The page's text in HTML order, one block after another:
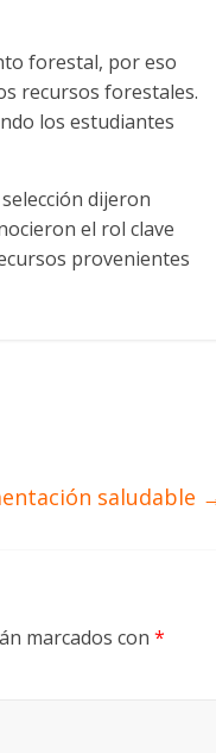
forestal, por eso
recursos forestales.
los estudiantes
dijeron
el rol clave
provenientes
saludable
marcados con *